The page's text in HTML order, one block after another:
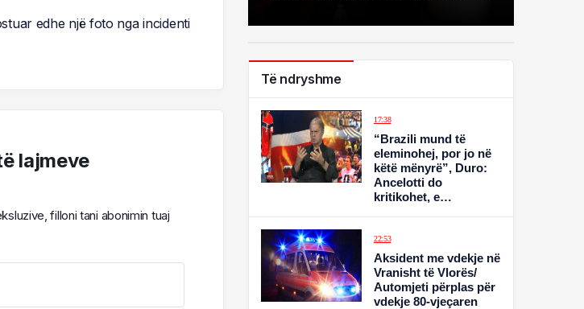
edhe një foto nga incidenti
lajmeve
filloni tani abonimin tuaj
Të ndryshme
17:38
“Brazili mund të
eleminohej, por jo në
këtë mënyrë”, Duro:
Ancelotti do
kritikohet, e
22:53
Aksident me vdekje në
Vranisht të Vlorës/
Automjeti përplas për
vdekje 80-vjeçaren